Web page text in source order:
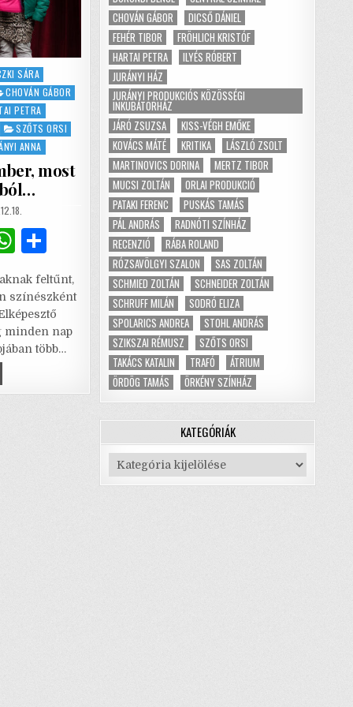
SÁRA
CHOVÁN GÁBOR
PETRA
SZŐTS ORSI
ANNA
most
W
at
s
A
p
ar
e
feltűnt,
színészként
minden nap
több…
CHOVÁN GÁBOR
DICSŐ DÁNIEL
FEHÉR TIBOR
FRÖHLICH KRISTÓF
HARTAI PETRA
ILYÉS RÓBERT
JURÁNYI HÁZ
JURÁNYI PRODUKCIÓS KÖZÖSSÉGI
INKUBÁTORHÁZ
JÁRÓ ZSUZSA
KISS-VÉGH EMŐKE
KOVÁCS MÁTÉ
KRITIKA
LÁSZLÓ ZSOLT
MARTINOVICS DORINA
MERTZ TIBOR
MUCSI ZOLTÁN
ORLAI PRODUKCIÓ
PATAKI FERENC
PUSKÁS TAMÁS
PÁL ANDRÁS
RADNÓTI SZÍNHÁZ
RECENZIÓ
RÁBA ROLAND
RÓZSAVÖLGYI SZALON
SAS ZOLTÁN
SCHMIED ZOLTÁN
SCHNEIDER ZOLTÁN
SCHRUFF MILÁN
SODRÓ ELIZA
SPOLARICS ANDREA
STOHL ANDRÁS
SZIKSZAI RÉMUSZ
SZŐTS ORSI
TAKÁCS KATALIN
TRAFÓ
ÁTRIUM
ÖRDÖG TAMÁS
ÖRKÉNY SZÍNHÁZ
KATEGÓRIÁK
Kategóriák